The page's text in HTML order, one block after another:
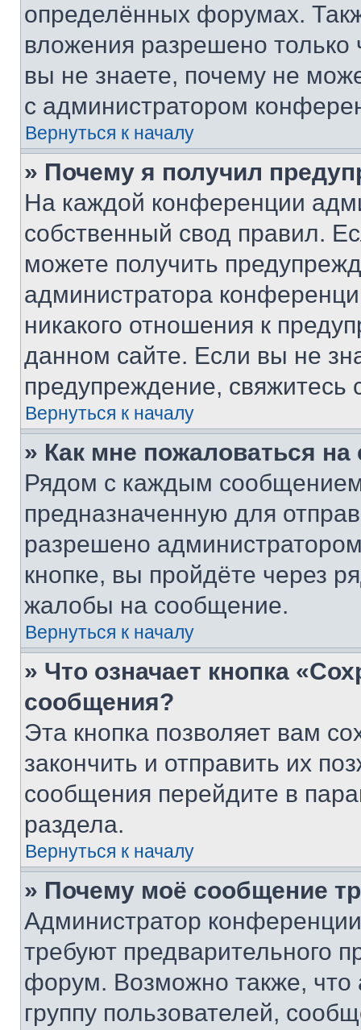
определённых форумах.
вложения разрешено
вы не знаете, почему не
с администратором
Вернуться к началу
» Почему я получил
На каждой конференции
собственный свод правил.
можете получить
администратора
никакого отношения к
данном сайте. Если вы не
предупреждение,
Вернуться к началу
» Как мне пожаловаться
Рядом с каждым сообщением
предназначенную для
разрешено
кнопке, вы пройдёте через
жалобы на сообщение.
Вернуться к началу
» Что означает кнопка
сообщения?
Эта кнопка позволяет вам
закончить и отправить их
сообщения перейдите в
раздела.
Вернуться к началу
» Почему моё сообщение
Администратор
требуют предварительного
форум. Возможно также, что
группу пользователей,